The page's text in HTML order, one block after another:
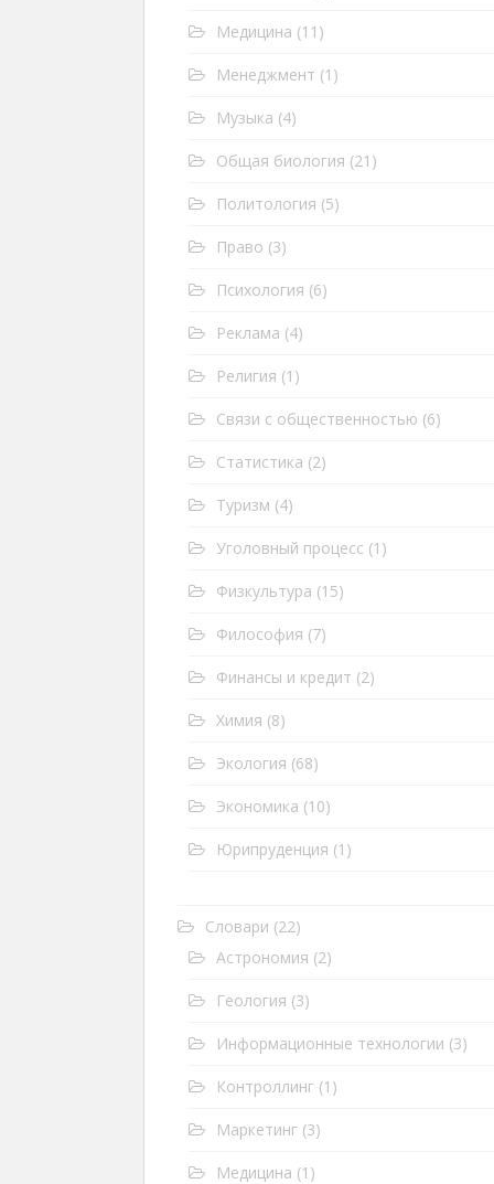
Медицина (11)
Менеджмент (1)
Музыка (4)
Общая биология (21)
Политология (5)
Право (3)
Психология (6)
Реклама (4)
Религия (1)
Связи с общественностью (6)
Статистика (2)
Туризм (4)
Уголовный процесс (1)
Физкультура (15)
Философия (7)
Финансы и кредит (2)
Химия (8)
Экология (68)
Экономика (10)
Юрипруденция (1)
Словари (22)
Астрономия (2)
Геология (3)
Информационные технологии (3)
Контроллинг (1)
Маркетинг (3)
Медицина (1)